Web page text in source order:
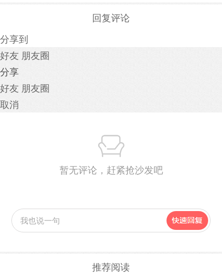
回复评论
分享到
好友 朋友圈
分享
好友 朋友圈
取消
暂无评论，赶紧抢沙发吧
推荐阅读